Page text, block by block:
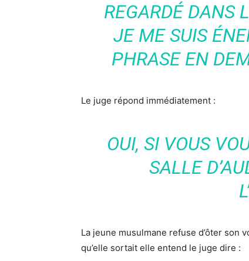
REGARDÉ DANS
JE ME SUIS
PHRASE EN
Le juge répond immédiatement :
OUI, SI VOUS
SALLE
La jeune musulmane refuse d’ôter son
qu’elle sortait elle entend le juge dire :